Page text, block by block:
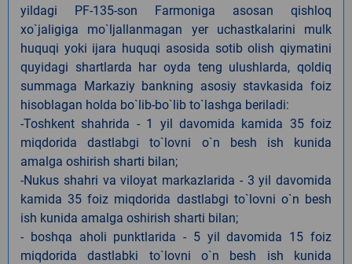
yildagi PF-135-son Farmoniga asosan qishloq
xo`jaligiga mo`ljallanmagan yer uchastkalarini mulk
huquqi yoki ijara huquqi asosida sotib olish qiymatini
quyidagi shartlarda har oyda teng ulushlarda, qoldiq
summaga Markaziy bankning asosiy stavkasida foiz
hisoblagan holda bo`lib-bo`lib to`lashga beriladi:
-Toshkent shahrida - 1 yil davomida kamida 35 foiz
miqdorida dastlabgi to`lovni o`n besh ish kunida
amalga oshirish sharti bilan;
-Nukus shahri va viloyat markazlarida - 3 yil davomida
kamida 35 foiz miqdorida dastlabgi to`lovni o`n besh
ish kunida amalga oshirish sharti bilan;
- boshqa aholi punktlarida - 5 yil davomida 15 foiz
miqdorida dastlabki to`lovni o`n besh ish kunida